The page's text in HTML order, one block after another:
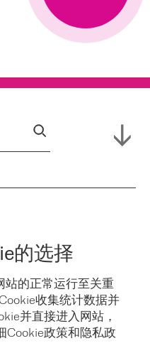
的选择
站的正常运行至关重
收集统计数据并
并直接进入网站，
Cookie政策和隐私政